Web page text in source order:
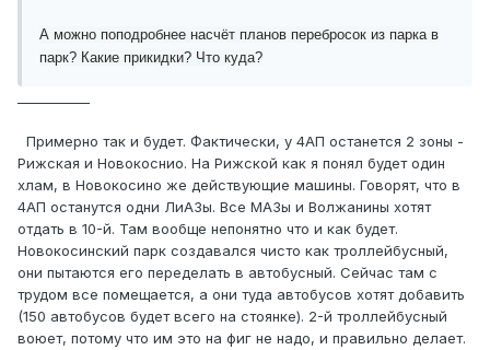
А можно поподробнее насчёт планов перебросок из парка в
парк? Какие прикидки? Что куда?
Примерно так и будет. Фактически, у 4АП останется 2 зоны -
Рижская и Новокоснио. На Рижской как я понял будет один
хлам, в Новокосино же действующие машины. Говорят, что в
4АП останутся одни ЛиАЗы. Все МАЗы и Волжанины хотят
отдать в 10-й. Там вообще непонятно что и как будет.
Новокосинский парк создавался чисто как троллейбусный,
они пытаются его переделать в автобусный. Сейчас там с
трудом все помещается, а они туда автобусов хотят добавить
(150 автобусов будет всего на стоянке). 2-й троллейбусный
воюет, потому что им это на фиг не надо, и правильно делает.